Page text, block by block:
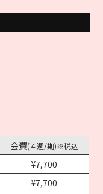
会費(４週/期)※税込
¥7,700
¥7,700